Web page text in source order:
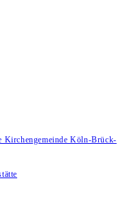
Kirchengemeinde Köln-Brück-